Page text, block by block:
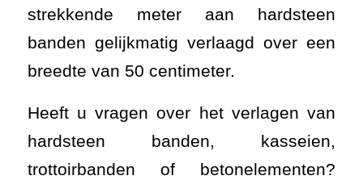
strekkende meter aan hardsteen
banden gelijkmatig verlaagd over een
breedte van 50 centimeter.
Heeft u vragen over het verlagen van
hardsteen banden, kasseien,
trottoirbanden of betonelementen?